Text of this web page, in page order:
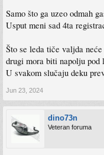
Samo što ga uzeo odmah
Usput meni sad 4ta
Što se leda tiče valjda
drugi mora biti napolju pod
U svakom slučaju deku
Jun 23, 2024
dino73n
Veteran foruma